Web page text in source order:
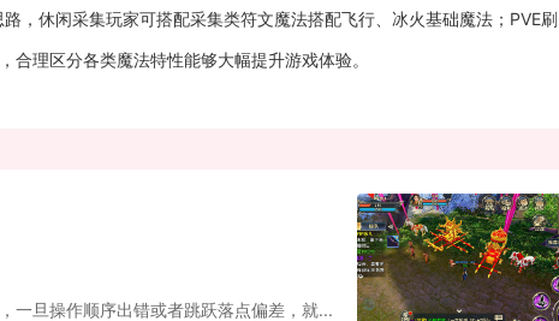
，休闲采集玩家可搭配采集类符文魔法搭配飞行、冰火基础魔法；PVE刷
理区分各类魔法特性能够大幅提升游戏体验。
一旦操作顺序出错或者跳跃落点偏差，就...